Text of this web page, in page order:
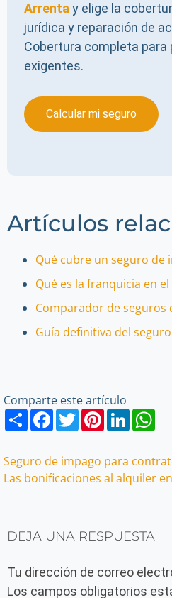
Arrenta y elige la
jurídica y reparación de
Cobertura completa para
exigentes.
Calcular mi seguro
Artículos
Qué cubre un seguro de
Qué es la franquicia en
Comparador de seguros
Guía definitiva del
Comparte este artículo
ShareFacebook
TwitterPinterest
LinkedIn
Navegación
de
Seguro de impago para
Las bonificaciones al alquiler
DEJA UNA RESPUESTA
Tu dirección de correo
Los campos obligatorios